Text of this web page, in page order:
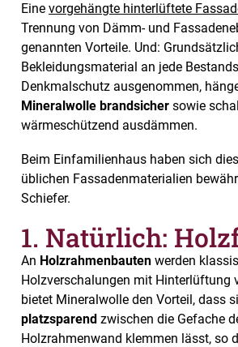
Eine vorgehängte hinterlüftete
Trennung von Dämm- und
genannten Vorteile. Und:
Bekleidungsmaterial an jede
Denkmalschutz ausgenommen,
Mineralwolle brandsicher sowie
wärmeschützend ausdämmen.
Beim Einfamilienhaus haben sich
üblichen Fassadenmaterialien
Schiefer.
1. Natürlich:
An Holzrahmenbauten werden
Holzverschalungen mit Hinterlüftung
bietet Mineralwolle den Vorteil, dass
platzsparend zwischen die Gefache
Holzrahmenwand klemmen lässt, so